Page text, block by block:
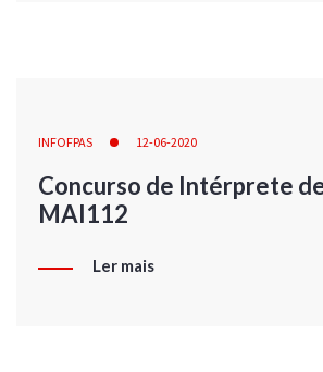
INFOFPAS 12-06-2020
Concurso de Intérprete
MAI112
Ler mais